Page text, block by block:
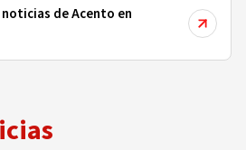
de Acento en